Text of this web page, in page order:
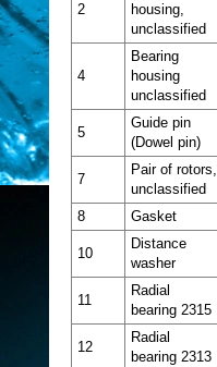
2
housing,
unclassified
4
Bearing
housing
unclassified
5
Guide pin
(Dowel pin)
7
Pair of rotors,
unclassified
8 Gasket
10
Distance
washer
11
Radial
bearing 2315
12
Radial
bearing 2313